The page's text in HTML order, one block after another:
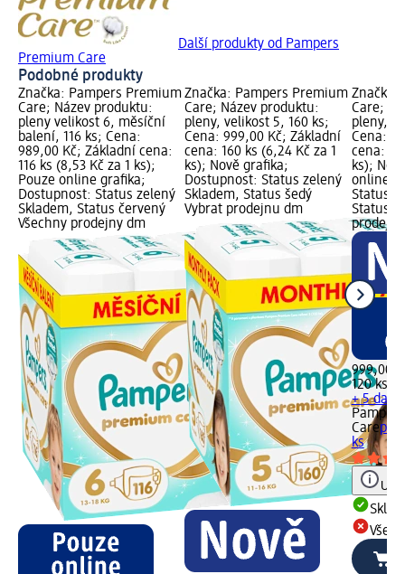
Další produkty od Pampers
Premium Care
Podobné produkty
Značka: Pampers Premium
Care; Název produktu:
pleny velikost 6, měsíční
balení, 116 ks; Cena:
989,00 Kč; Základní cena:
116 ks (8,53 Kč za 1 ks);
Pouze online grafika;
Dostupnost: Status zelený
Skladem, Status červený
Všechny prodejny dm
Značka: Pampers Premium
Care; Název produktu:
pleny, velikost 5, 160 ks;
Cena: 999,00 Kč; Základní
cena: 160 ks (6,24 Kč za 1
ks); Nově grafika;
Dostupnost: Status zelený
Skladem, Status šedý
Vybrat prodejnu dm
Značka:
Care;
pleny,
Cena:
cena:
ks);
online
Status
Status
999,00
120 ks
+ 5
Care
ks